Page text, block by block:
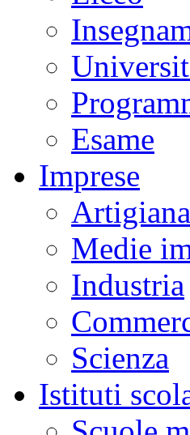
Esame
Imprese
Medie
Industria
Scienza
Istituti